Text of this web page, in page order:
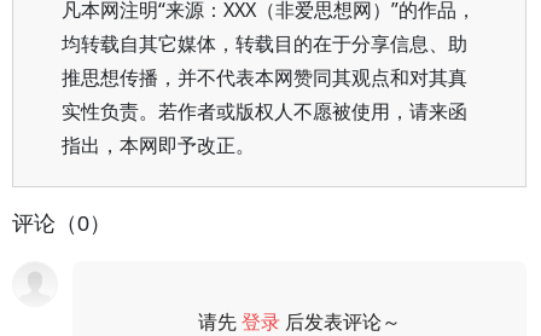
凡本网注明“来源：XXX（非爱思想网）”的作品，
均转载自其它媒体，转载目的在于分享信息、助
推思想传播，并不代表本网赞同其观点和对其真
实性负责。若作者或版权人不愿被使用，请来函
指出，本网即予改正。
评论（0）
请先登录 后发表评论～